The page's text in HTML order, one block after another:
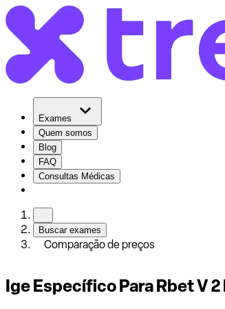
Exames
Quem somos
Blog
FAQ
Consultas Médicas
Buscar exames
Comparação de preços
Ige Específico Para Rbet V